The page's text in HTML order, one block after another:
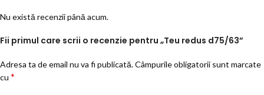
Nu există recenzii până acum.
Fii primul care scrii o recenzie pentru „Teu redus d75/63”
Adresa ta de email nu va fi publicată.Câmpurile obligatorii sunt marcate
cu *